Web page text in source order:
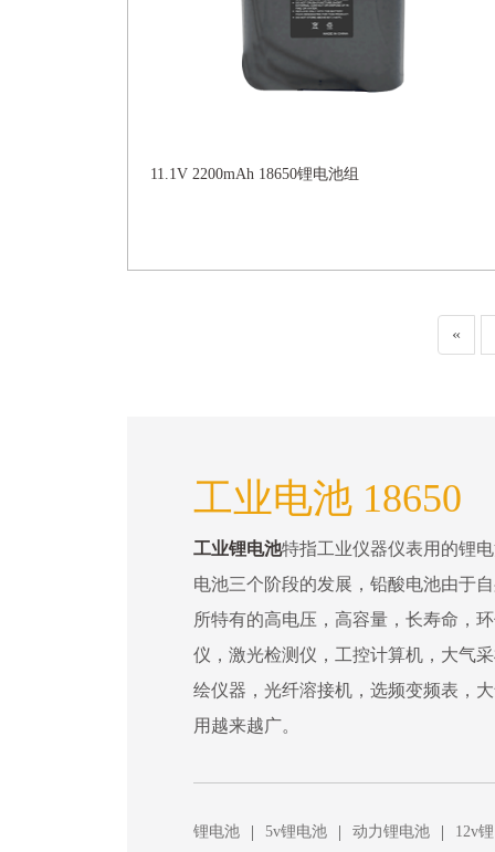
11.1V 2200mAh 18650锂电池组
«
工业电池 18650
工业锂电池特指工业仪器仪表用的锂
电池三个阶段的发展，铅酸电池由于
所特有的高电压，高容量，长寿命，
仪，激光检测仪，工控计算机，大气
绘仪器，光纤溶接机，选频变频表，
用越来越广。
锂电池 | 5v锂电池 | 动力锂电池 | 12v